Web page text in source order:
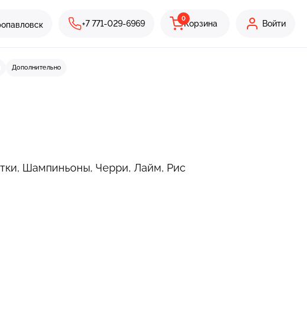
+7 771-029-6969 Корзина
0
Войти
Дополнительно
Шампиньоны, Черри, Лайм, Рис